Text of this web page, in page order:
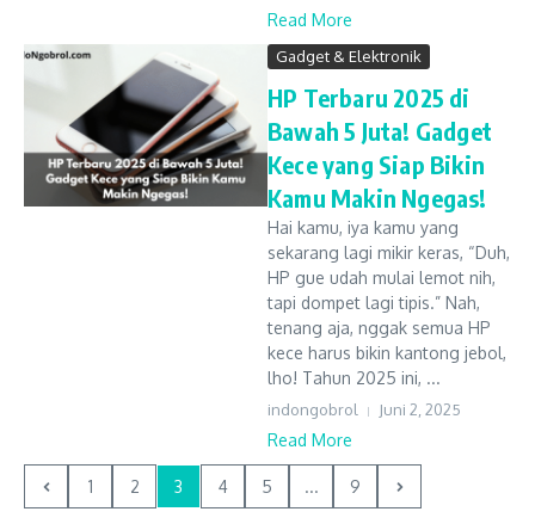
Read More
Gadget & Elektronik
HP Terbaru 2025 di
Bawah 5 Juta! Gadget
Kece yang Siap Bikin
Kamu Makin Ngegas!
Hai kamu, iya kamu yang
sekarang lagi mikir keras, “Duh,
HP gue udah mulai lemot nih,
tapi dompet lagi tipis.” Nah,
tenang aja, nggak semua HP
kece harus bikin kantong jebol,
lho! Tahun 2025 ini, ...
indongobrol Juni 2, 2025
Read More
1 2 3 4 5 ... 9